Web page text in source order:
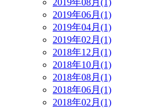
2019年08月(1)
2019年06月(1)
2019年04月(1)
2019年02月(1)
2018年12月(1)
2018年10月(1)
2018年08月(1)
2018年06月(1)
2018年02月(1)